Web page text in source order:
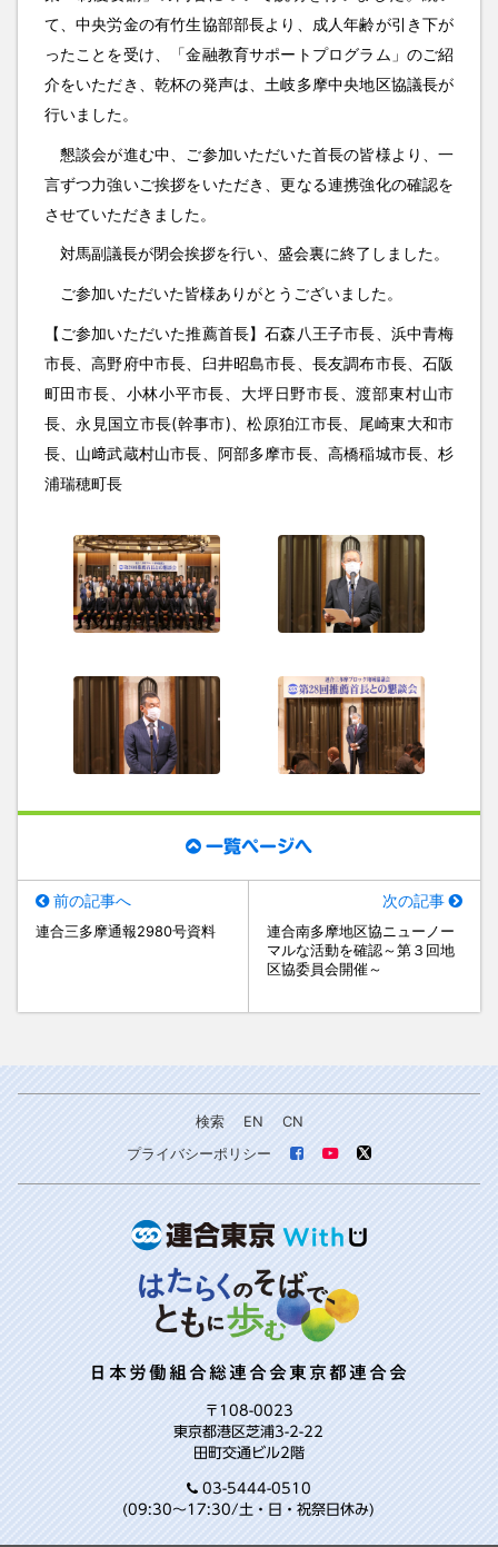
て、中央労金の有竹生協部部長より、成人年齢が引き下が
ったことを受け、「金融教育サポートプログラム」のご紹
介をいただき、乾杯の発声は、土岐多摩中央地区協議長が
行いました。
懇談会が進む中、ご参加いただいた首長の皆様より、一
言ずつ力強いご挨拶をいただき、更なる連携強化の確認を
させていただきました。
対馬副議長が閉会挨拶を行い、盛会裏に終了しました。
ご参加いただいた皆様ありがとうございました。
【ご参加いただいた推薦首長】石森八王子市長、浜中青梅
市長、高野府中市長、臼井昭島市長、長友調布市長、石阪
町田市長、小林小平市長、大坪日野市長、渡部東村山市
長、永見国立市長(幹事市)、松原狛江市長、尾崎東大和市
長、山﨑武蔵村山市長、阿部多摩市長、高橋稲城市長、杉
浦瑞穂町長
一覧ページへ
前の記事へ
連合三多摩通報2980号資料
次の記事
連合南多摩地区協ニューノー
マルな活動を確認～第３回地
区協委員会開催～
検索 EN
CN
プライバシーポリシー
日本労働組合総連合会東京都連合会
〒108-0023
東京都港区芝浦3-2-22
田町交通ビル2階
03-5444-0510
(09:30～17:30/土・日・祝祭日休み)